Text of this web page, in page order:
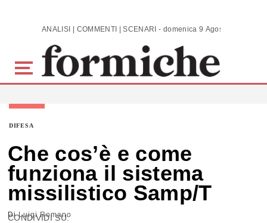
Skip to main content ANALISI | COMMENTI | SCENARI - domenica 9 Agosto 2026
DIFESA
Che cos’è e come
funziona il sistema
missilistico Samp/T
DiLuigi Romano
CONDIVIDI SU: